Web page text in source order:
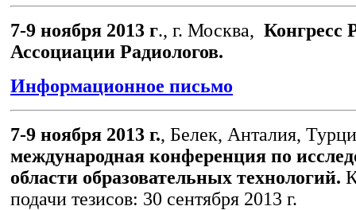
7-9 ноября 2013 г., г. Москва, Конгресс
Ассоциации Радиологов.
Информационное письмо
7-9 ноября 2013 г., Белек, Анталия,
международная конференция по
области образовательных технологий.
подачи тезисов: 30 сентября 2013 г.